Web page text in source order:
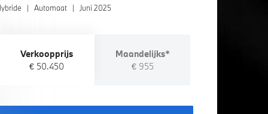
| Automaat | Juni 2025
Verkoopprijs
€ 50.450
Maandelijks*
€ 955